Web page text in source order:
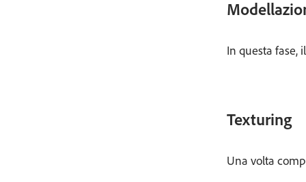
In questa fase,
Texturing
Una volta